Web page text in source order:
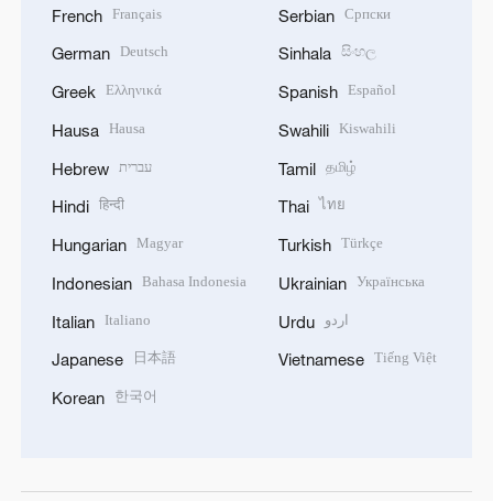
French Français
German Deutsch
Greek Ελληνικά
Hausa Hausa
Hebrew עברית
Hindi हिन्दी
Hungarian Magyar
Indonesian Bahasa Indonesia
Italian Italiano
Japanese 日本語
Korean 한국어
Serbian Српски
Sinhala සිංහල
Spanish Español
Swahili Kiswahili
Tamil தமிழ்
Thai ไทย
Turkish Türkçe
Ukrainian Українська
Urdu اردو
Vietnamese Tiếng Việt